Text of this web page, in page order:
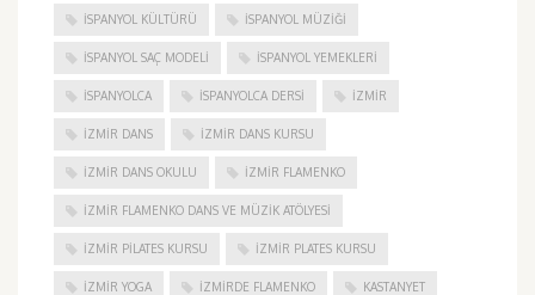
İSPANYOL KÜLTÜRÜ İSPANYOL MÜZIĞI
İSPANYOL SAÇ MODELI İSPANYOL YEMEKLERI
İSPANYOLCA İSPANYOLCA DERSI IZMIR
IZMIR DANS IZMIR DANS KURSU
IZMIR DANS OKULU IZMIR FLAMENKO
İZMIR FLAMENKO DANS VE MÜZIK ATÖLYESI
İZMIR PILATES KURSU İZMIR PLATES KURSU
İZMIR YOGA IZMIRDE FLAMENKO KASTANYET